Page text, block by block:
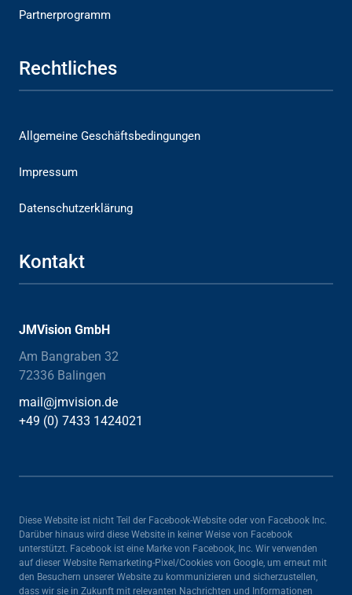
Partnerprogramm
Rechtliches
Allgemeine Geschäftsbedingungen
Impressum
Datenschutzerklärung
Kontakt
JMVision GmbH
Am Bangraben 32
72336 Balingen
mail@jmvision.de
+49 (0) 7433 1424021
Diese Website ist nicht Teil der Facebook-Website oder von Facebook Inc.
Darüber hinaus wird diese Website in keiner Weise von Facebook
unterstützt. Facebook ist eine Marke von Facebook, Inc. Wir verwenden
auf dieser Website Remarketing-Pixel/Cookies von Google, um erneut mit
den Besuchern unserer Website zu kommunizieren und sicherzustellen,
dass wir sie in Zukunft mit relevanten Nachrichten und Informationen